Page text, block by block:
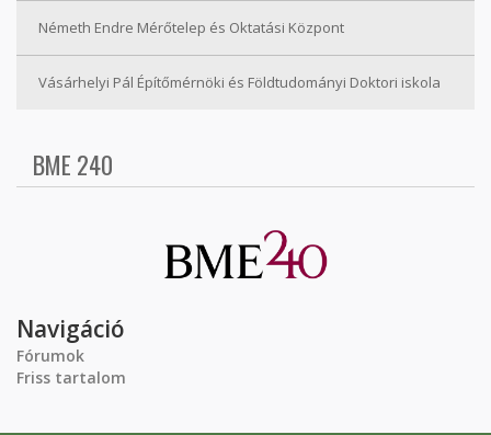
Németh Endre Mérőtelep és Oktatási Központ
Vásárhelyi Pál Építőmérnöki és Földtudományi Doktori iskola
BME 240
Navigáció
Fórumok
Friss tartalom